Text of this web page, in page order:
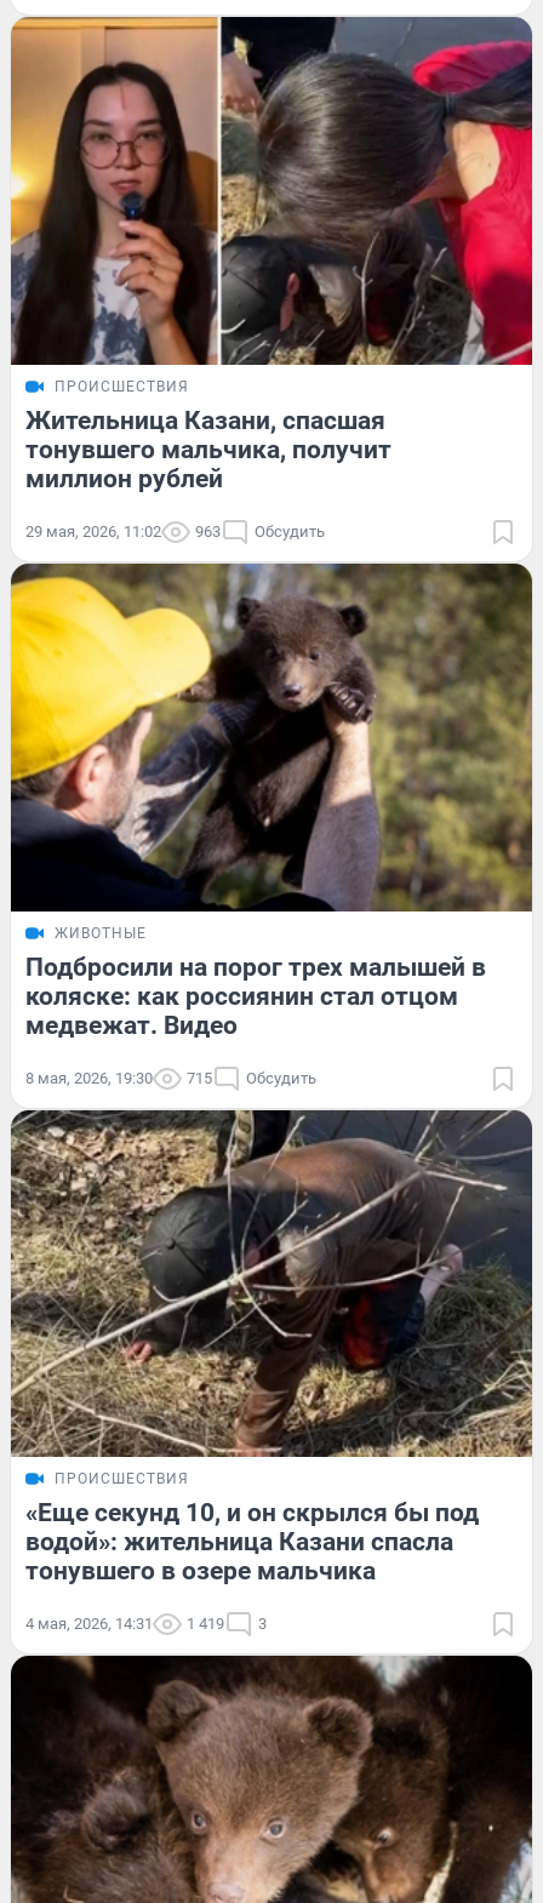
ПРОИСШЕСТВИЯ
Жительница Казани, спасшая
тонувшего мальчика, получит
миллион рублей
29 мая, 2026, 11:02 963 Обсудить
ЖИВОТНЫЕ
Подбросили на порог трех малышей в
коляске: как россиянин стал отцом
медвежат. Видео
8 мая, 2026, 19:30 715 Обсудить
ПРОИСШЕСТВИЯ
«Еще секунд 10, и он скрылся бы под
водой»: жительница Казани спасла
тонувшего в озере мальчика
4 мая, 2026, 14:31 1 419 3